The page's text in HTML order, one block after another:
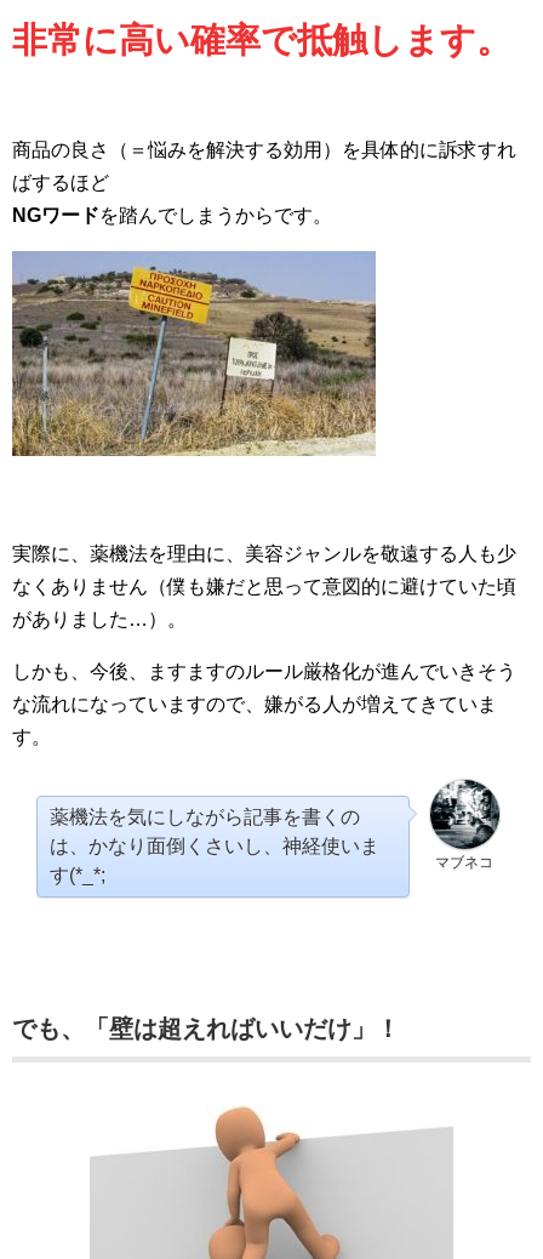
非常に高い確率で抵触します。
商品の良さ（＝悩みを解決する効用）を具体的に訴求すれ
ばするほど
NGワードを踏んでしまうからです。
実際に、薬機法を理由に、美容ジャンルを敬遠する人も少
なくありません（僕も嫌だと思って意図的に避けていた頃
がありました…）。
しかも、今後、ますますのルール厳格化が進んでいきそう
な流れになっていますので、嫌がる人が増えてきていま
す。
マブネコ
薬機法を気にしながら記事を書くの
は、かなり面倒くさいし、神経使いま
す(*_*;
でも、「壁は超えればいいだけ」！